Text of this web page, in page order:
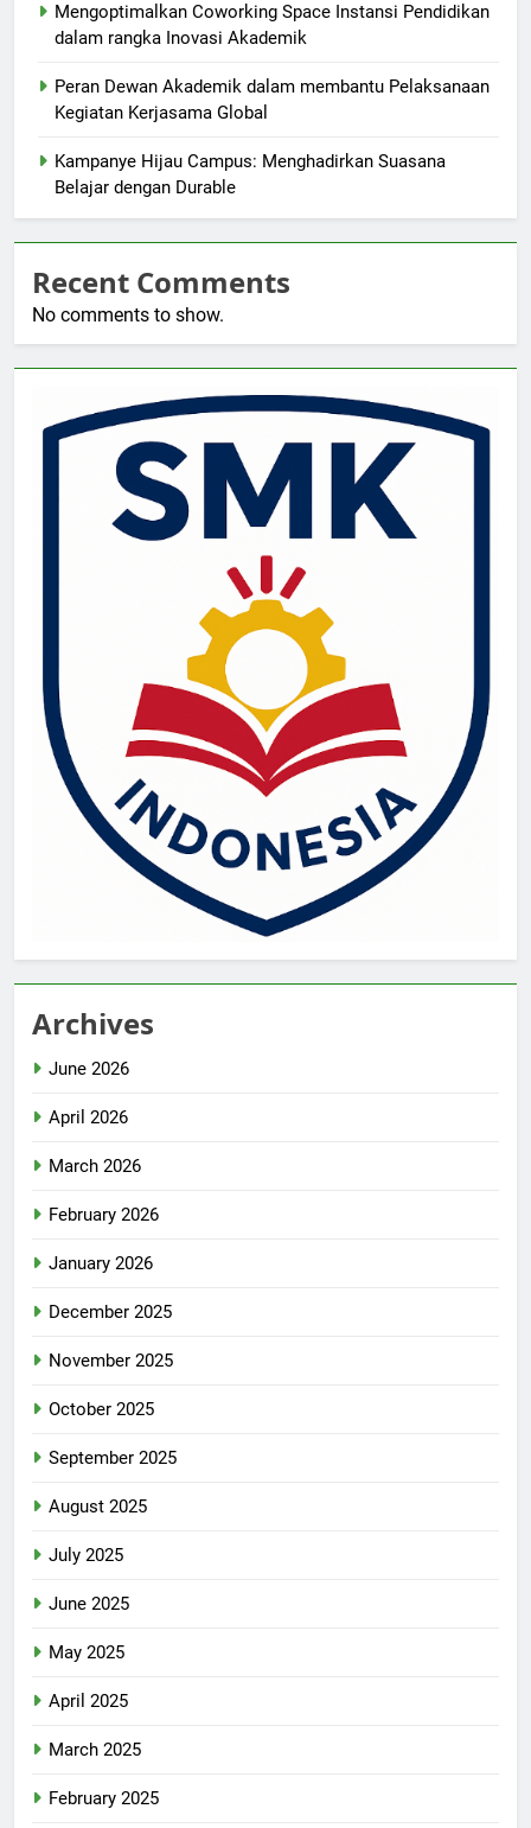
Mengoptimalkan Coworking Space Instansi Pendidikan
dalam rangka Inovasi Akademik
Peran Dewan Akademik dalam membantu Pelaksanaan
Kegiatan Kerjasama Global
Kampanye Hijau Campus: Menghadirkan Suasana
Belajar dengan Durable
Recent Comments
No comments to show.
Archives
June 2026
April 2026
March 2026
February 2026
January 2026
December 2025
November 2025
October 2025
September 2025
August 2025
July 2025
June 2025
May 2025
April 2025
March 2025
February 2025